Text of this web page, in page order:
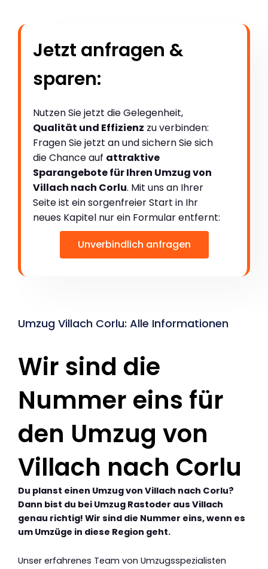
Jetzt anfragen &
sparen:
Nutzen Sie jetzt die Gelegenheit,
Qualität und Effizienz zu verbinden:
Fragen Sie jetzt an und sichern Sie sich
die Chance auf attraktive
Sparangebote für Ihren Umzug von
Villach nach Corlu. Mit uns an Ihrer
Seite ist ein sorgenfreier Start in Ihr
neues Kapitel nur ein Formular entfernt:
Unverbindlich anfragen
Umzug Villach Corlu: Alle Informationen
Wir sind die
Nummer eins für
den Umzug von
Villach nach Corlu
Du planst einen Umzug von Villach nach Corlu?
Dann bist du bei Umzug Rastoder aus Villach
genau richtig! Wir sind die Nummer eins, wenn es
um Umzüge in diese Region geht.
Unser erfahrenes Team von Umzugsspezialisten